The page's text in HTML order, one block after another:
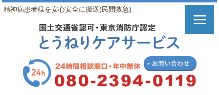
精神病患者様を安心安全に搬送(民間救急)